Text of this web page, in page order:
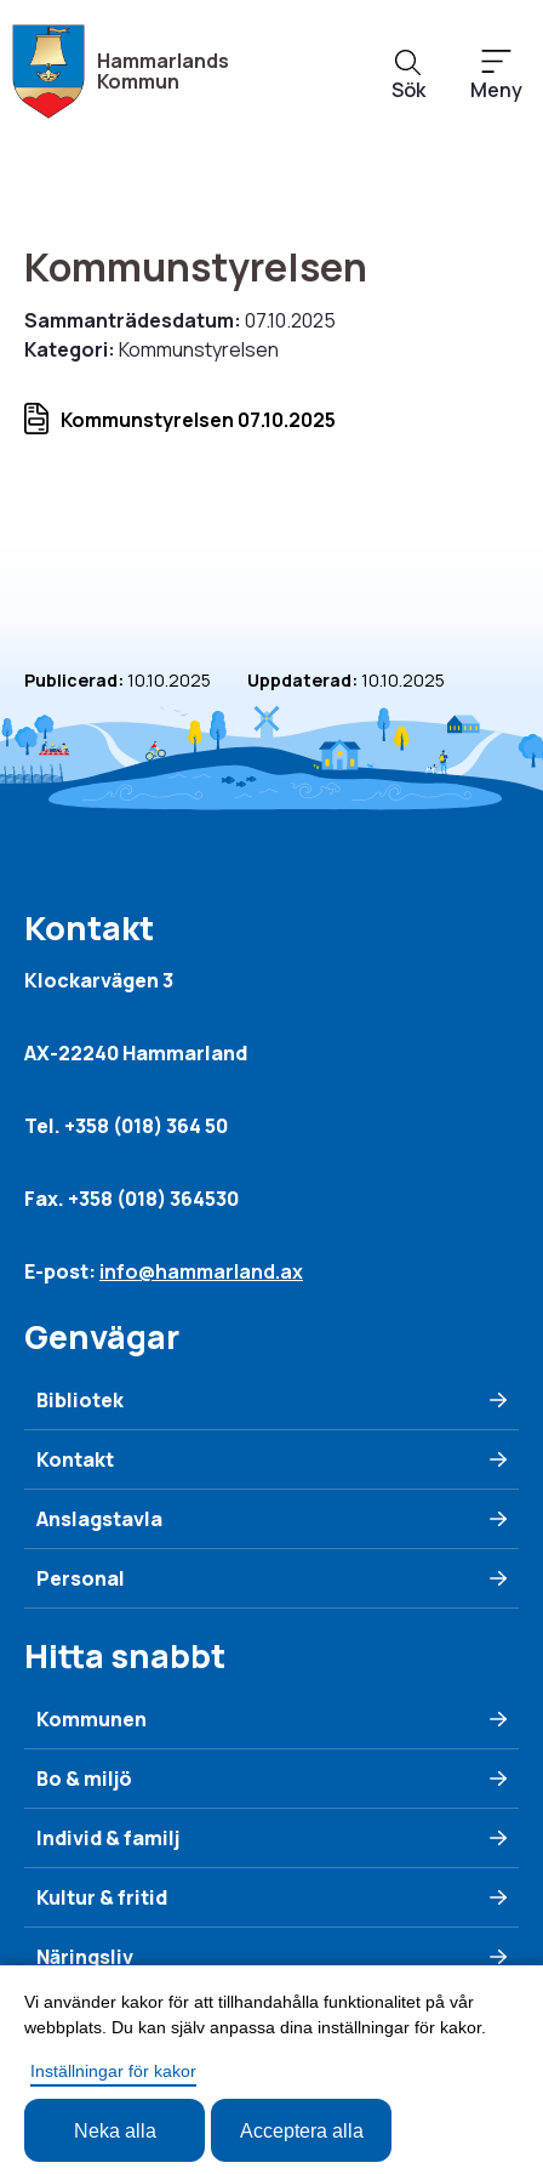
huvudinnehållHammarlands
Kommun Sök Meny
Kommunstyrelsen
Sammanträdesdatum: 07.10.2025
Kategori: Kommunstyrelsen
Kommunstyrelsen 07.10.2025
Publicerad: 10.10.2025 Uppdaterad: 10.10.2025
Kontakt
Klockarvägen 3
AX-22240 Hammarland
Tel. +358 (018) 364 50
Fax. +358 (018) 364530
E-post: info@hammarland.ax
Genvägar
Bibliotek
Kontakt
Anslagstavla
Personal
Hitta snabbt
Kommunen
Bo & miljö
Individ & familj
Kultur & fritid
Näringsliv
Se & göra
Vi använder kakor för att tillhandahålla funktionalitet på vår
webbplats. Du kan själv anpassa dina inställningar för kakor.
Inställningar för kakor
Neka alla Acceptera alla